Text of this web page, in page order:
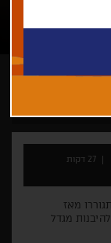
27 דקות
מאז
מגדל